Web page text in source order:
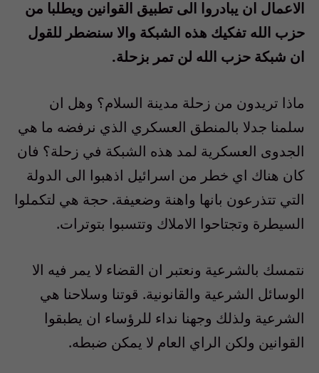
الاعمال ان يبادروا الى تطبيق القوانين ويطلبا من
حزب الله تفكيك هذه الشبكة والا سنضطر للقول
ان شبكة حزب الله لن تمر بزحلة.
ماذا تريدون من زحلة مدينة السلام؟ وهل ان
سلمنا جدلا بالمنطق العسكري الذي نرفضه ما هي
الجدوى العسكرية لمد هذه الشبكة في زحلة؟ فان
كان هناك اي خطر من اسرائيل اذهبوا الى الدولة
التي تتذرعون بانها واهنة وضعيفة. حجة هي لتكملوا
السيطرة وتجتاحوا الاملاك وتتسبوا بتوترات.
نتمسك بالشرعية ونعتبر ان القضاء لا يمر فيه الا
الوسائل الشرعية والقانونية. قوتنا وسلاحنا هي
الشرعية ولذلك وجهنا نداء للرؤساء ان يطبقوا
القوانين ولكن الراي العام لا يمكن ضبطه.